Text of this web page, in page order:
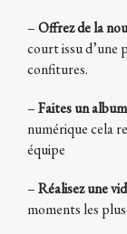
–Offrez de la
court issu d’une
confitures.
–Faites un
numérique cela
équipe
–Réalisez une
moments les